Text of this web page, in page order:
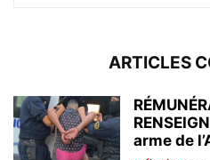
ARTICLES
arme de